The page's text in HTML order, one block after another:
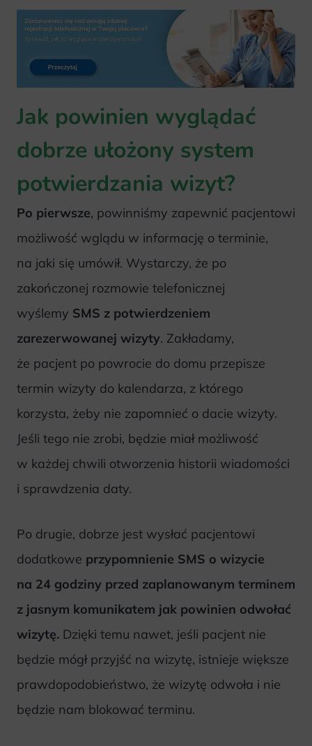
Jak powinien wyglądać
dobrze ułożony system
potwierdzania wizyt?
Po pierwsze, powinniśmy zapewnić pacjentowi
możliwość wglądu w informację o terminie,
na jaki się umówił. Wystarczy, że po
zakończonej rozmowie telefonicznej
wyślemy SMS z potwierdzeniem
zarezerwowanej wizyty. Zakładamy,
że pacjent po powrocie do domu przepisze
termin wizyty do kalendarza, z którego
korzysta, żeby nie zapomnieć o dacie wizyty.
Jeśli tego nie zrobi, będzie miał możliwość
w każdej chwili otworzenia historii wiadomości
i sprawdzenia daty.
Po drugie, dobrze jest wysłać pacjentowi
dodatkowe przypomnienie SMS o wizycie
na 24 godziny przed zaplanowanym terminem
z jasnym komunikatem jak powinien odwołać
wizytę. Dzięki temu nawet, jeśli pacjent nie
będzie mógł przyjść na wizytę, istnieje większe
prawdopodobieństwo, że wizytę odwoła i nie
będzie nam blokować terminu.